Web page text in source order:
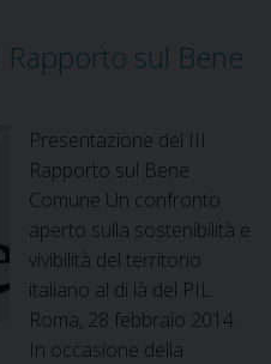
sul Bene
Presentazione del III
Rapporto sul Bene
Comune Un confronto
aperto sulla sostenibilità e
vivibilità del territorio
italiano al di là del PIL
Roma, 28 febbraio 2014 
In occasione della